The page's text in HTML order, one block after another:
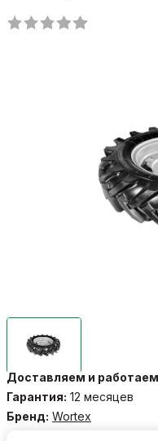
Доставляем и
Гарантия: 12 месяцев
Бренд: Wortex